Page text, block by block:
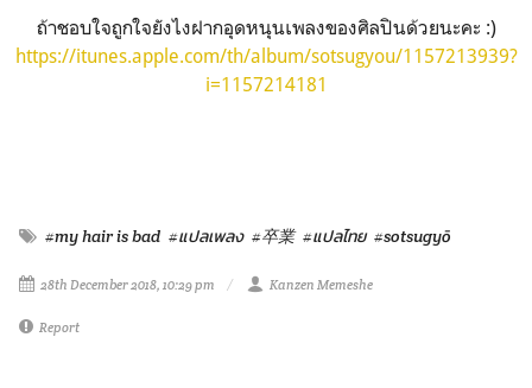
ถ้าชอบใจถูกใจยังไงฝากอุดหนุนเพลงของศิลปินด้วยนะคะ :)
https://itunes.apple.com/th/album/sotsugyou/1157213939?
i=1157214181
#my hair is bad #แปลเพลง #卒業 #แปลไทย #sotsugyō
28th December 2018, 10:29 pm Kanzen Memeshe
Report